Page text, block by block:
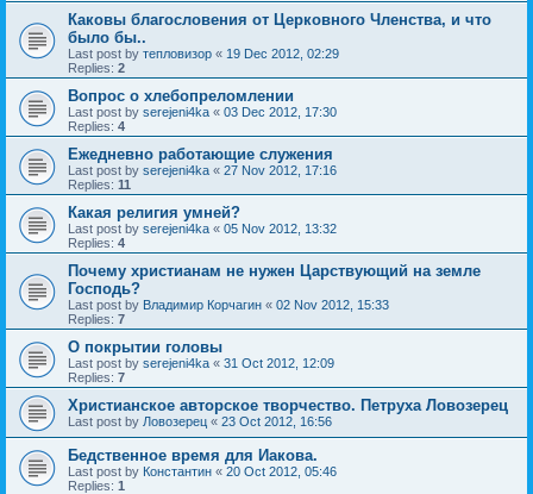
Каковы благословения от Церковного Членства, и что
было бы..
Last post by тепловизор « 19 Dec 2012, 02:29
Replies: 2
Вопрос о хлебопреломлении
Last post by serejeni4ka « 03 Dec 2012, 17:30
Replies: 4
Ежедневно работающие служения
Last post by serejeni4ka « 27 Nov 2012, 17:16
Replies: 11
Какая религия умней?
Last post by serejeni4ka « 05 Nov 2012, 13:32
Replies: 4
Почему христианам не нужен Царствующий на земле
Господь?
Last post by Владимир Корчагин « 02 Nov 2012, 15:33
Replies: 7
О покрытии головы
Last post by serejeni4ka « 31 Oct 2012, 12:09
Replies: 7
Христианское авторское творчество. Петруха Ловозерец
Last post by Ловозерец « 23 Oct 2012, 16:56
Бедственное время для Иакова.
Last post by Константин « 20 Oct 2012, 05:46
Replies: 1